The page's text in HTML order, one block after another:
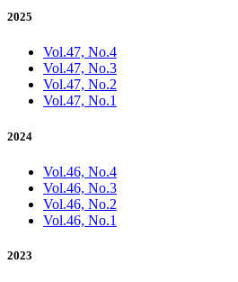
2025
Vol.47, No.4
Vol.47, No.3
Vol.47, No.2
Vol.47, No.1
2024
Vol.46, No.4
Vol.46, No.3
Vol.46, No.2
Vol.46, No.1
2023